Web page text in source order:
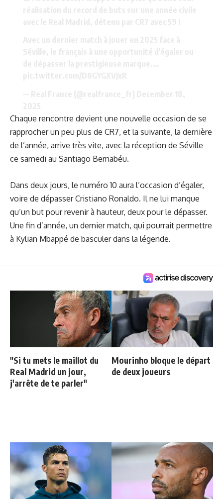
Chaque rencontre devient une nouvelle occasion de se
rapprocher un peu plus de CR7, et la suivante, la dernière
de l’année, arrive très vite, avec la réception de Séville
ce samedi au Santiago Bernabéu.
Dans deux jours, le numéro 10 aura l’occasion d’égaler,
voire de dépasser Cristiano Ronaldo. Il ne lui manque
qu’un but pour revenir à hauteur, deux pour le dépasser.
Une fin d’année, un dernier match, qui pourrait permettre
à Kylian Mbappé de basculer dans la légende.
"Si tu mets le maillot du
Real Madrid un jour,
j'arrête de te parler"
Mourinho bloque le départ
de deux joueurs